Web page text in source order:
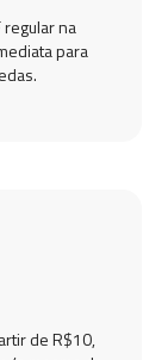
regular na
para
de R$10,